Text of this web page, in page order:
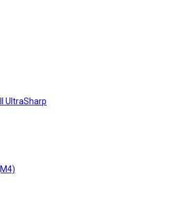
UltraSharp